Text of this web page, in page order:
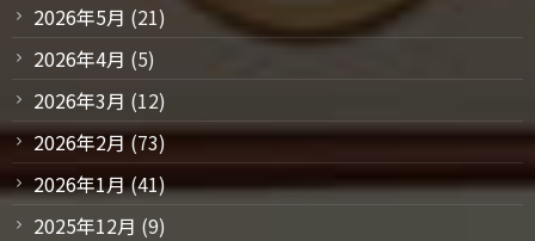
2026年5月 (21)
2026年4月 (5)
2026年3月 (12)
2026年2月 (73)
2026年1月(41)
2025年12月 (9)